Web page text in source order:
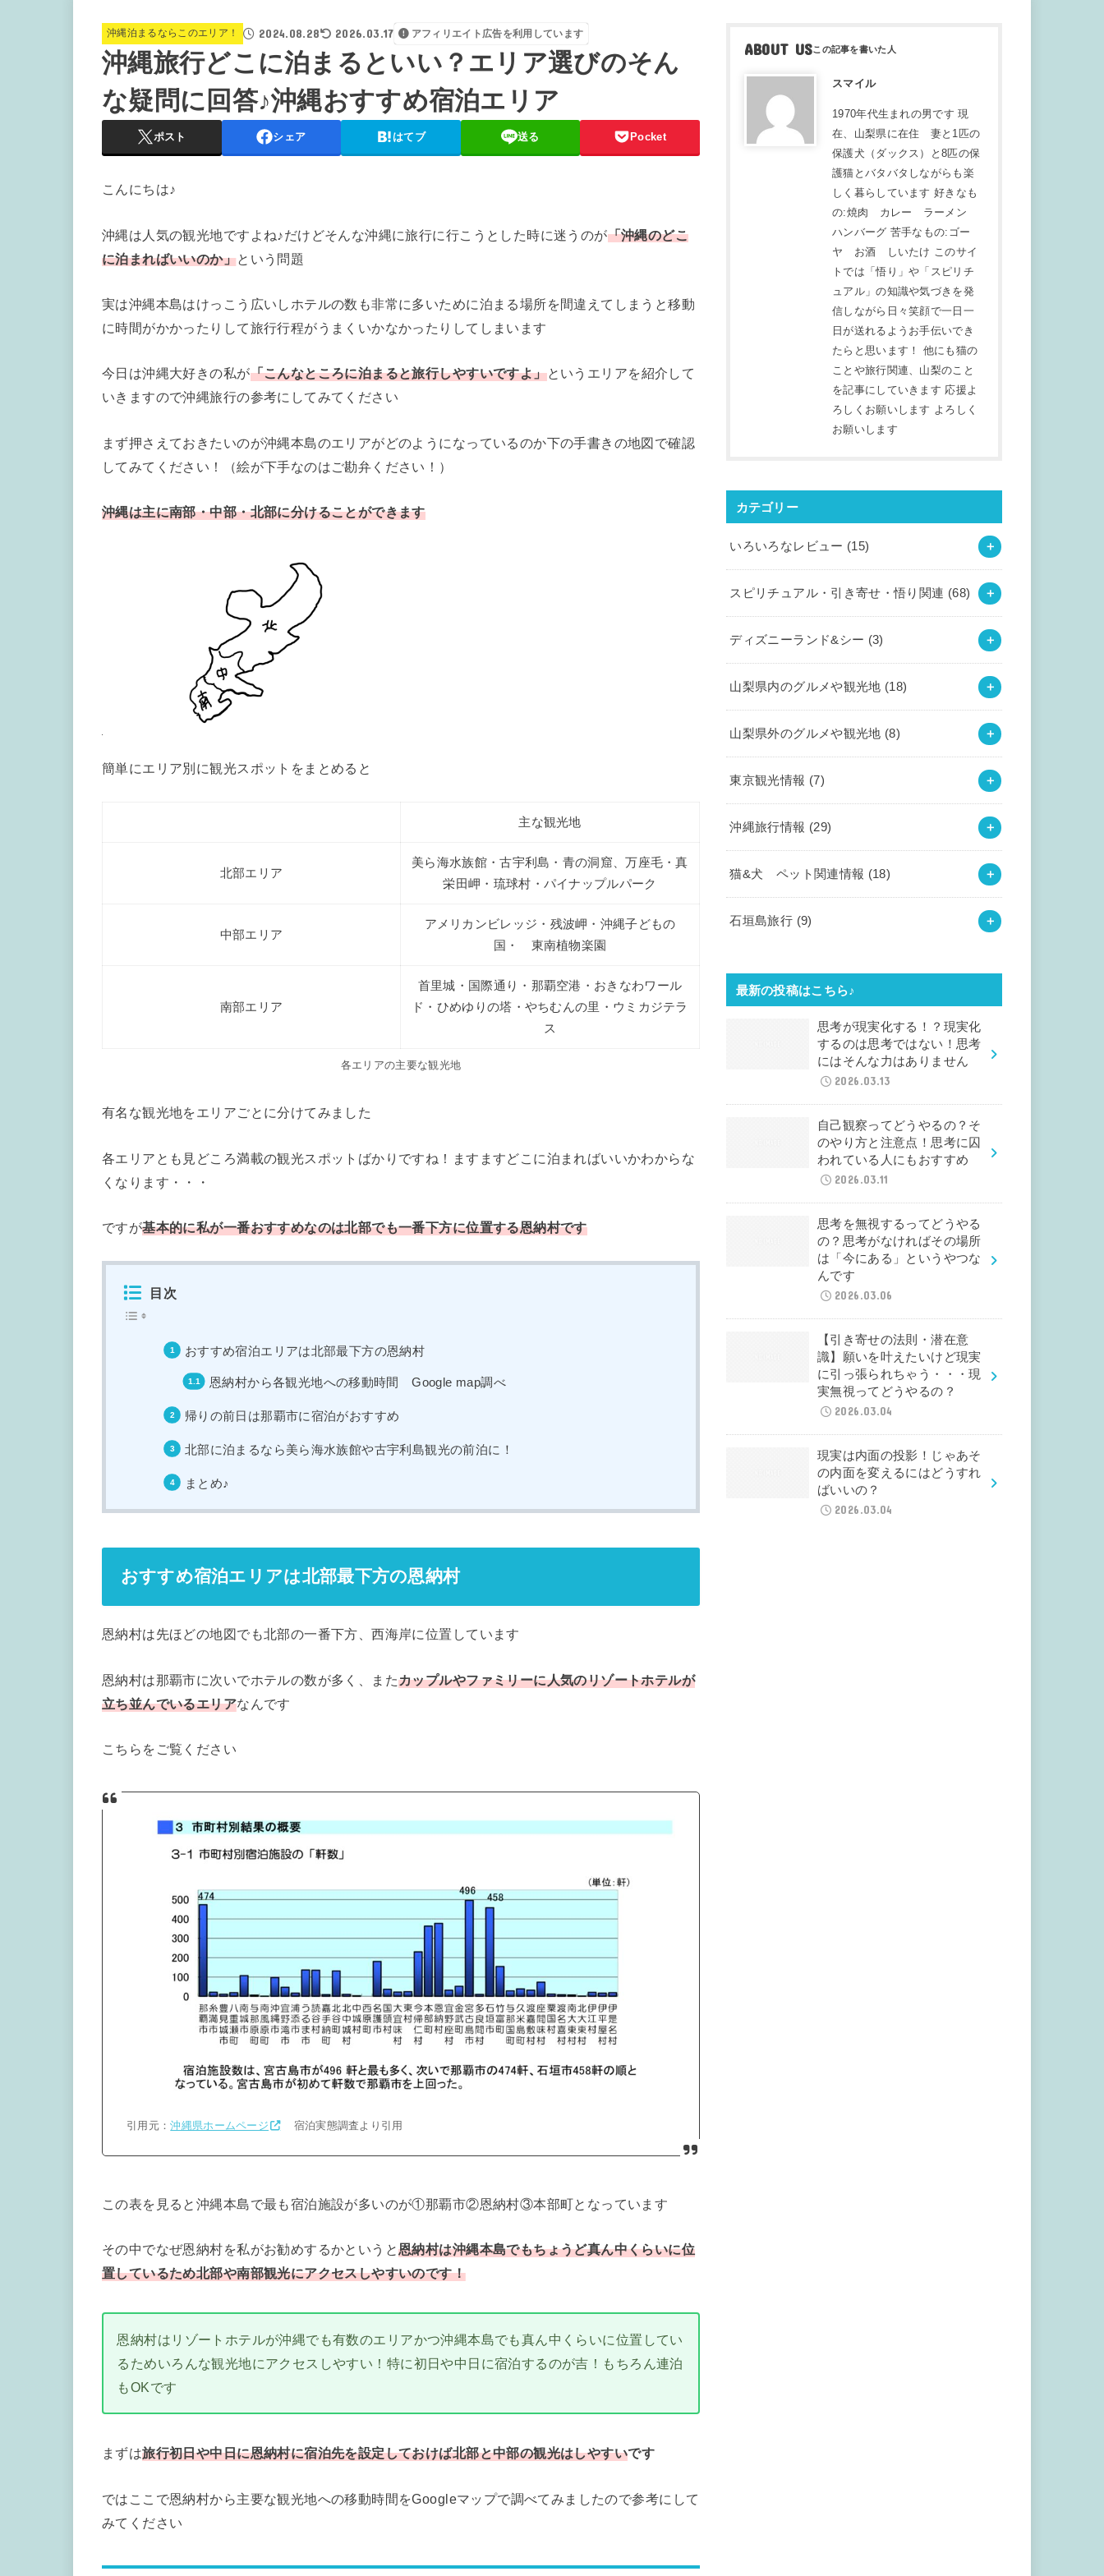
沖縄泊まるならこのエリア！ 2024.08.28 2026.03.17 アフィリエイト広告を利用しています
沖縄旅行どこに泊まるといい？エリア選びのそん
な疑問に回答♪沖縄おすすめ宿泊エリア
ポスト シェア はてブ 送る Pocket
こんにちは♪
沖縄は人気の観光地ですよね♪だけどそんな沖縄に旅行に行こうとした時に迷うのが「沖縄のどこ
に泊まればいいのか」 という問題
実は沖縄本島はけっこう広いしホテルの数も非常に多いために泊まる場所を間違えてしまうと移動
に時間がかかったりして旅行行程がうまくいかなかったりしてしまいます
今日は沖縄大好きの私が「こんなところに泊まると旅行しやすいですよ」というエリアを紹介して
いきますので沖縄旅行の参考にしてみてください
まず押さえておきたいのが沖縄本島のエリアがどのようになっているのか下の手書きの地図で確認
してみてください！（絵が下手なのはご勘弁ください！）
沖縄は主に南部・中部・北部に分けることができます
簡単にエリア別に観光スポットをまとめると
主な観光地
北部エリア
美ら海水族館・古宇利島・青の洞窟、万座毛・真
栄田岬・琉球村・パイナップルパーク
中部エリア
アメリカンビレッジ・残波岬・沖縄子どもの
国・ 東南植物楽園
南部エリア
首里城・国際通り・那覇空港・おきなわワール
ド・ひめゆりの塔・やちむんの里・ウミカジテラ
ス
各エリアの主要な観光地
有名な観光地をエリアごとに分けてみました
各エリアとも見どころ満載の観光スポットばかりですね！ますますどこに泊まればいいかわからな
くなります・・・
ですが基本的に私が一番おすすめなのは北部でも一番下方に位置する恩納村です
目次
おすすめ宿泊エリアは北部最下方の恩納村
恩納村から各観光地への移動時間 Google map調べ
帰りの前日は那覇市に宿泊がおすすめ
北部に泊まるなら美ら海水族館や古宇利島観光の前泊に！
まとめ♪
おすすめ宿泊エリアは北部最下方の恩納村
恩納村は先ほどの地図でも北部の一番下方、西海岸に位置しています
恩納村は那覇市に次いでホテルの数が多く、またカップルやファミリーに人気のリゾートホテルが
立ち並んでいるエリアなんです
こちらをご覧ください
引用元：沖縄県ホームページ 宿泊実態調査より引用
この表を見ると沖縄本島で最も宿泊施設が多いのが①那覇市②恩納村③本部町となっています
その中でなぜ恩納村を私がお勧めするかというと恩納村は沖縄本島でもちょうど真ん中くらいに位
置しているため北部や南部観光にアクセスしやすいのです！
恩納村はリゾートホテルが沖縄でも有数のエリアかつ沖縄本島でも真ん中くらいに位置してい
るためいろんな観光地にアクセスしやすい！特に初日や中日に宿泊するのが吉！もちろん連泊
もOKです
まずは旅行初日や中日に恩納村に宿泊先を設定しておけば北部と中部の観光はしやすいです
ではここで恩納村から主要な観光地への移動時間をGoogleマップで調べてみましたので参考にして
みてください
ABOUT US
スマイル
1970年代生まれの男です 現
在、山梨県に在住 妻と1匹の
保護犬（ダックス）と8匹の保
護猫とバタバタしながらも楽
しく暮らしています 好きなも
の:焼肉 カレー ラーメン
ハンバーグ 苦手なもの:ゴー
ヤ お酒 しいたけ このサイ
トでは「悟り」や「スピリチ
ュアル」の知識や気づきを発
信しながら日々笑顔で一日一
日が送れるようお手伝いでき
たらと思います！ 他にも猫の
ことや旅行関連、山梨のこと
を記事にしていきます 応援よ
ろしくお願いします よろしく
お願いします
カテゴリー
いろいろなレビュー (15)
スピリチュアル・引き寄せ・悟り関連 (68)
ディズニーランド&シー (3)
山梨県内のグルメや観光地 (18)
山梨県外のグルメや観光地 (8)
東京観光情報 (7)
沖縄旅行情報 (29)
猫&犬 ペット関連情報 (18)
石垣島旅行 (9)
最新の投稿はこちら♪
思考が現実化する！？現実化
するのは思考ではない！思考
にはそんな力はありません
2026.03.13
自己観察ってどうやるの？そ
のやり方と注意点！思考に囚
われている人にもおすすめ
2026.03.11
思考を無視するってどうやる
の？思考がなければその場所
は「今にある」というやつな
んです
2026.03.06
【引き寄せの法則・潜在意
識】願いを叶えたいけど現実
に引っ張られちゃう・・・現
実無視ってどうやるの？
2026.03.04
現実は内面の投影！じゃあそ
の内面を変えるにはどうすれ
ばいいの？
2026.03.04